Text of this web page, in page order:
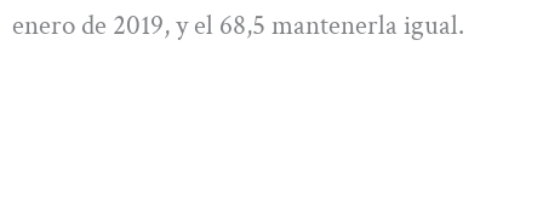
enero de 2019, y el 68,5 mantenerla igual.